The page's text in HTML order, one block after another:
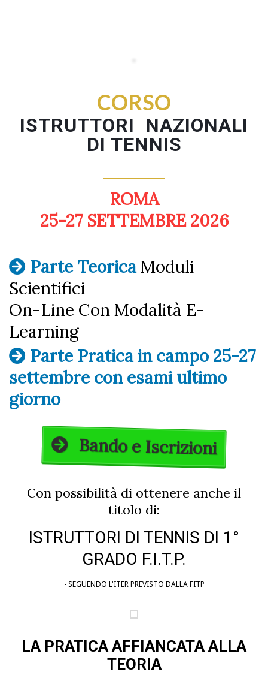
CORSO
ISTRUTTORI NAZIONALI
DI TENNIS
ROMA
25-27 SETTEMBRE 2026
Parte TeoricaModuli
Scientifici
On-Line Con Modalità E-
Learning
Parte Pratica in campo 25-27
settembre con esami ultimo
giorno
Bando e Iscrizioni
Con possibilità di ottenere anche il
titolo di:
ISTRUTTORI DI TENNIS DI 1°
GRADO F.I.T.P.
- SEGUENDO L'ITER PREVISTO DALLA FITP
LA PRATICA AFFIANCATA ALLA
TEORIA